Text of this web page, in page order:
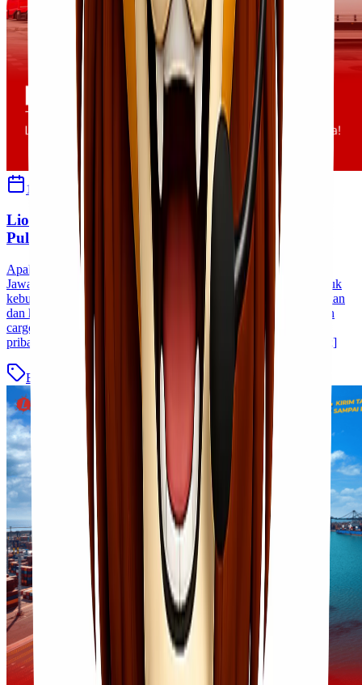
12 September 2024 Ulfi Khasanah
Lionel Express, Pilihan Jasa Cargo Termurah di
Pulau Jawa!
Apakah Kawan Lio sedang mencari jasa cargo murah di Pulau
Jawa? Tidak perlu khawatir, karena kami punya solusi tepat untuk
kebutuhan pengiriman barang Kawan Lio. Dengan banyak pilihan
dan harga yang bersaing, Kawan Lio dapat menemukan layanan
cargo yang sesuai dengan anggaran dan kebutuhan bisnis atau
pribadi. Di blog ini, kita akan membahas berbagai opsi [&hellip;]
Blog Baca Selengkapnya